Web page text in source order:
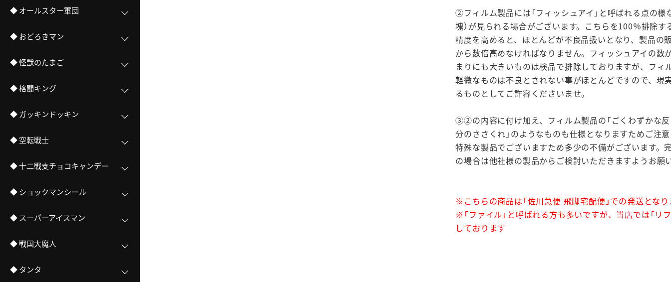
②フィルム製品には「フィッシュアイ」と呼ばれる点の様
塊）が見られる場合がございます。こちらを100％排除す
精度を高めると、ほとんどが不良品扱いとなり、製品の
から数倍高めなければなりません。フィッシュアイの数
まりにも大きいものは検品で排除しておりますが、フィ
軽微なものは不良とされない事がほとんどですので、現
るものとしてご許容くださいませ。
③②の内容に付け加え、フィルム製品の「ごくわずかな反
分のささくれ」のようなものも仕様となりますためご注
特殊な製品でございますため多少の不備がございます。
の場合は他社様の製品からご検討いただきますようお願
※こちらの商品は「佐川急便 飛脚宅配便」での発送とな
※「ファイル」と呼ばれる方も多いですが、当店では「リ
しております
◆ オールスター軍団
◆ おどろきマン
◆ 怪獣のたまご
◆ 格闘キング
◆ ガッキンドッキン
◆ 空転戦士
◆ 十二戦支チョコキャンデー
◆ ショックマンシール
◆ スーパーアイスマン
◆ 戦国大魔人
◆ タンタ